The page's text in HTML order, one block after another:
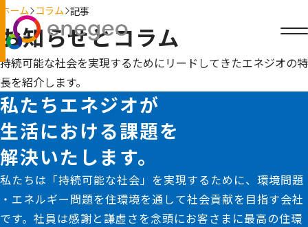
ホーム コラム 記事
お知らせとコラム
持続可能な社会を実現するためにリードしてきたエネジオの特
長を紹介します。
私たちエネジオが
生活における課題を
解決いたします。
私たちは「持続可能な社会」を実現するために、環境問題
・エネルギー問題を住環境を通して社会貢献を目指す会社
です。社員は感謝と謙虚さを念頭にお客さまに最高の住環